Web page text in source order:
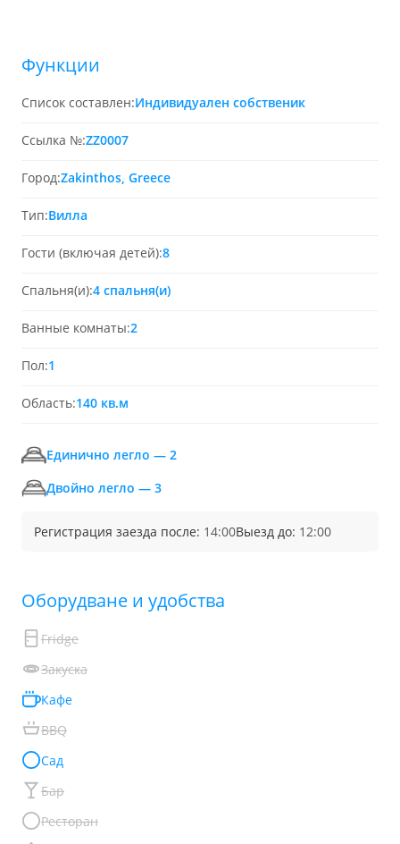
Функции
Список составлен:Индивидуален собственик
Ссылка №:ZZ0007
Город:Zakinthos, Greece
Тип:Вилла
Гости (включая детей):8
Спальня(и):4 спальня(и)
Ванные комнаты:2
Пол:1
Область:140 кв.м
Единично легло — 2
Двойно легло — 3
Регистрация заезда после: 14:00Выезд до: 12:00
Обoрудване и удобства
Fridge
Закуска
Кафе
BBQ
Сад
Бар
Ресторан